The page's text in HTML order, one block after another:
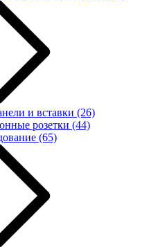
и вставки (26)
розетки (44)
(65)